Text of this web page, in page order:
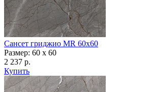
Сансет гриджио MR 60x60
Размер: 60 x 60
2 237 р.
Купить